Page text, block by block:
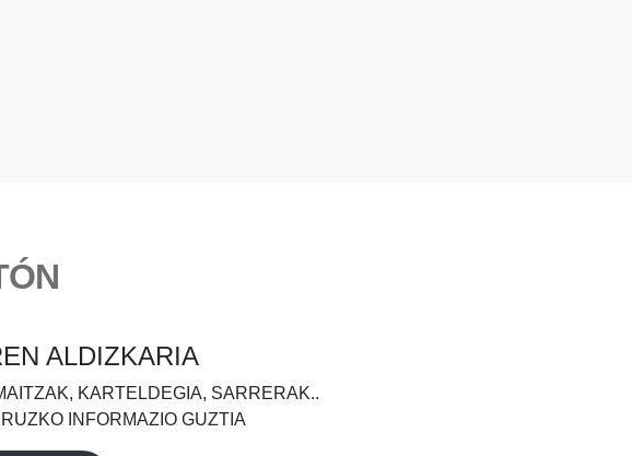
ALDIZKARIA
KARTELDEGIA, SARRERAK..
INFORMAZIO GUZTIA